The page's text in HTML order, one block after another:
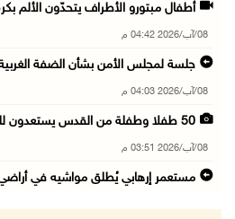
أطفال مبتورو الأطراف يتحدّون الألم
08/آب/2026 04:42 م
جلسة لمجلس الأمن بشأن الضفة الغربية
08/آب/2026 04:03 م
50 طفلا وطفلة من القدس يستعدون للمغادرة إلى ا ...
08/آب/2026 03:51 م
مستعمر إرهابي يُطلق مواشيه في